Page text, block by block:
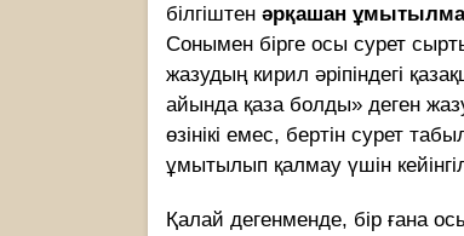
білгіштен әрқашан
Сонымен бірге осы сурет
жазудың кирил әріпіндегі
айында қаза болды» деген
өзінікі емес, бертін сурет
ұмытылып қалмау үшін
Қалай дегенменде, бір ғана